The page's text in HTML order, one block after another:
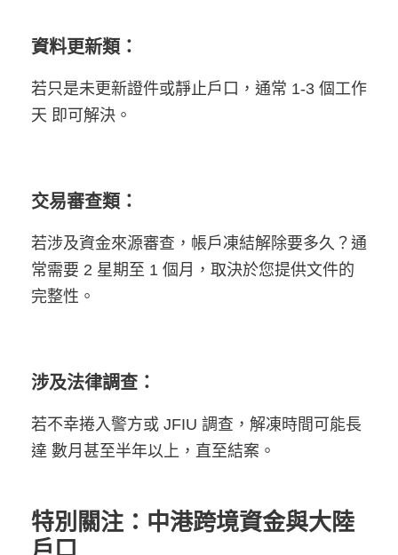
資料更新類：
若只是未更新證件或靜止戶口，通常 1-3 個工作
天 即可解決。
交易審查類：
若涉及資金來源審查，帳戶凍結解除要多久？通
常需要 2 星期至 1 個月，取決於您提供文件的
完整性。
涉及法律調查：
若不幸捲入警方或 JFIU 調查，解凍時間可能長
達 數月甚至半年以上，直至結案。
特別關注：中港跨境資金與大陸